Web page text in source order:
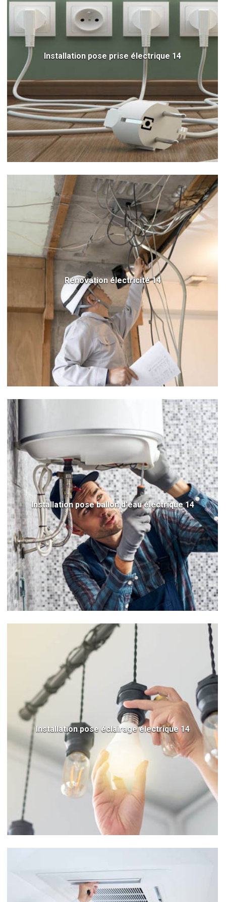
Installation pose prise électrique 14
Rénovation électricité 14
Installation pose ballon d'eau électrique 14
Installation pose éclairage électrique 14